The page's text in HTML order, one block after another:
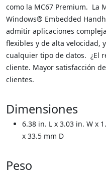
como la MC67 Premium. La
Windows® Embedded
admitir aplicaciones
flexibles y de alta velocidad,
cualquier tipo de datos. ¿El
cliente. Mayor satisfacción
clientes.
Dimensiones
6.38 in. L x 3.03 in. W x
x 33.5 mm D
Peso